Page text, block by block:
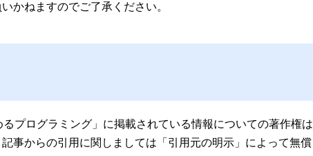
かねますのでご了承ください。
プログラミング」に掲載されている情報についての著作権は
事からの引用に関しましては「引用元の明示」によって無償